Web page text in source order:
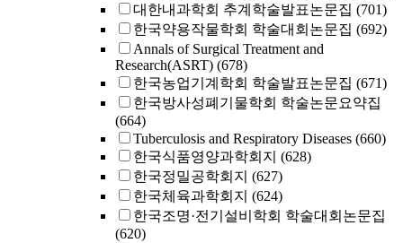
대한내과학회 추계학술발표논문집 (701)
한국약용작물학회 학술대회논문집 (692)
Annals of Surgical Treatment and
Research(ASRT) (678)
한국농업기계학회 학술발표논문집 (671)
한국방사성폐기물학회 학술논문요약집
(664)
Tuberculosis and Respiratory Diseases (660)
한국식품영양과학회지 (628)
한국정밀공학회지 (627)
한국체육과학회지 (624)
한국조명·전기설비학회 학술대회논문집
(620)